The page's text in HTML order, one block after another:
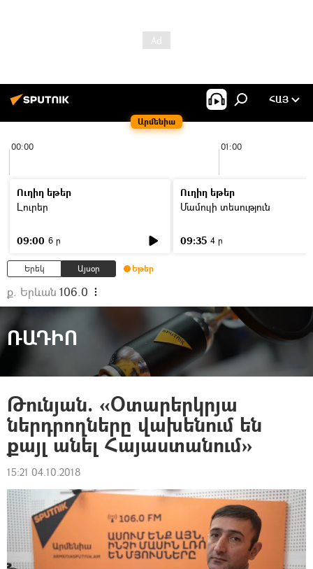
Արմենիա
ՀԱՅ
00:00 01:00
Ուղիղ եթեր
Լուրեր
09:00 6 ր
Ուղիղ եթեր
Մամուլի տեսություն
09:35 4 ր
Երեկ Այսօր Եթեր
ք. Երևան 106.0
ՌԱԴԻՈ
Թունյան. «Օտարերկրյա
ներդրողները վախենում են
քայլ անել Հայաստանում»
15:21 04.10.2018